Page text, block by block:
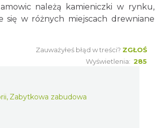
należą kamieniczki w rynku,
się w różnych miejscach drewniane
Zauważyłeś błąd w treści? ZGŁOŚ
Wyświetlenia: 285
, Zabytkowa zabudowa